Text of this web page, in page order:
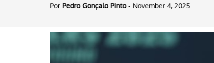
Por Pedro Gonçalo Pinto- November 4, 2025